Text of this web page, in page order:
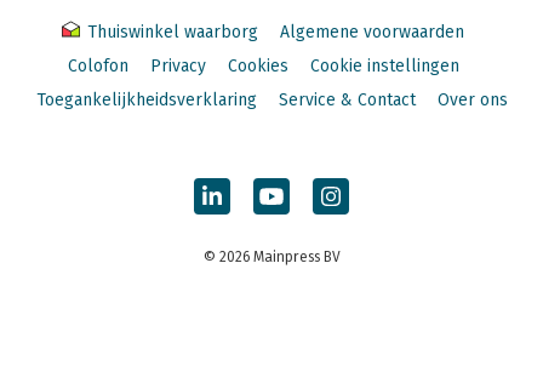
Thuiswinkel waarborg
Algemene voorwaarden
Colofon
Privacy Cookies
Cookie instellingen
Toegankelijkheidsverklaring
Service & Contact Over ons
© 2026 Mainpress BV